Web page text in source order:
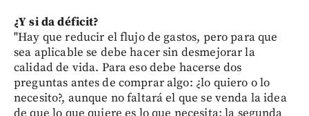
¿Y si da déficit?
"Hay que reducir el flujo de gastos, pero para que
sea aplicable se debe hacer sin desmejorar la
calidad de vida. Para eso debe hacerse dos
preguntas antes de comprar algo: ¿lo quiero o lo
necesito?, aunque no faltará el que se venda la idea
de que lo que quiere es lo que necesita; la segunda